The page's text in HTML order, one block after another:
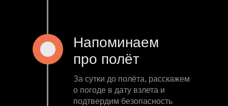
Напоминаем
про полёт
За сутки до полёта, расскажем
о погоде в дату взлета и
подтвердим безопасность